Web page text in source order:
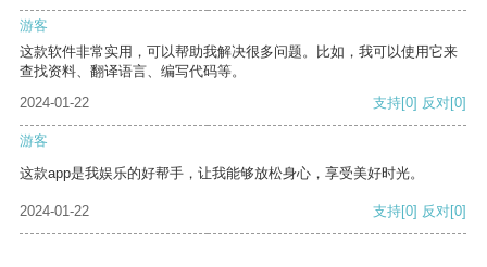
游客
这款软件非常实用，可以帮助我解决很多问题。比如，我可以使用它来
查找资料、翻译语言、编写代码等。
2024-01-22
支持[0] 反对[0]
游客
这款app是我娱乐的好帮手，让我能够放松身心，享受美好时光。
2024-01-22 支持[0] 反对[0]